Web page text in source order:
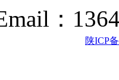
：
陕ICP